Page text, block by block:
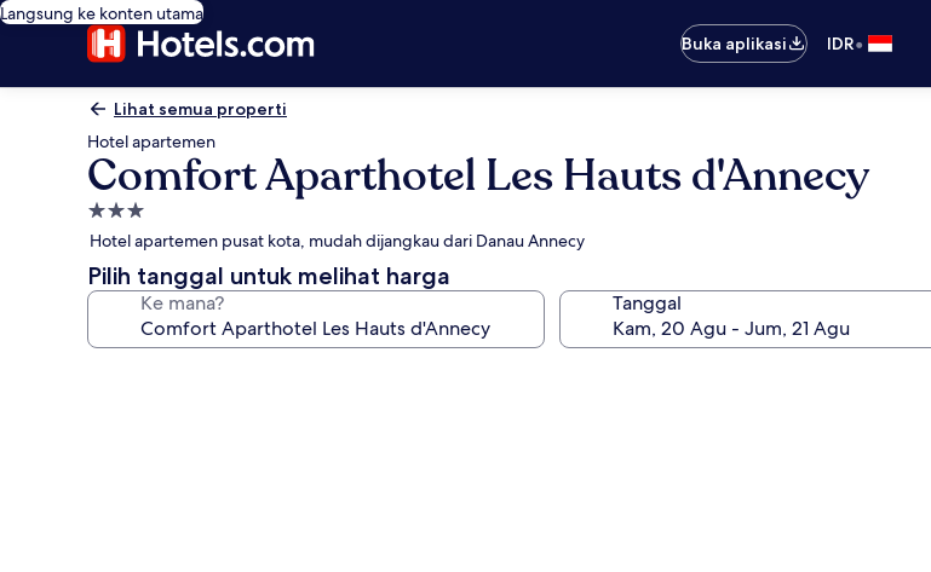
Langsung ke konten utama
Buka aplikasi
IDR•
Lihat semua properti
Hotel apartemen
Comfort Aparthotel Les Hauts d'Annecy
Properti
bintang
3.0
Hotel apartemen pusat kota, mudah dijangkau dari Danau Annecy
Pilih tanggal untuk melihat harga
Ke mana? Tanggal